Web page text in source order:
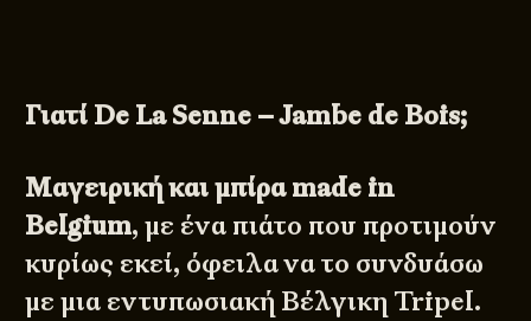
Γιατί De La Senne – Jambe de Bois;
Μαγειρική και μπίρα made in
Belgium, με ένα πιάτο που προτιμούν
κυρίως εκεί, όφειλα να το συνδυάσω
με μια εντυπωσιακή Βέλγικη Tripel.